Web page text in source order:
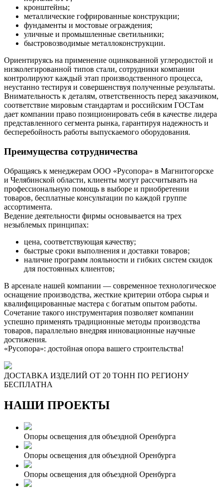
кронштейны;
металлические гофрированные конструкции;
фундаменты и мостовые ограждения;
уличные и промышленные светильники;
быстровозводимые металлоконструкции.
Ориентируясь на применение оцинкованной углеродистой и
низколегированной типов стали, сотрудники компании
контролируют каждый этап производственного процесса,
неустанно тестируя и совершенствуя полученные результаты.
Внимательность к деталям, ответственность перед заказчиком,
соответствие мировым стандартам и российским ГОСТам
дает компании право позиционировать себя в качестве лидера
представленного сегмента рынка, гарантируя надежность и
бесперебойность работы выпускаемого оборудования.
Преимущества сотрудничества
Обращаясь к менеджерам ООО «Русопора» в Магнитогорске
и Челябинской области, клиенты могут рассчитывать на
профессиональную помощь в выборе и приобретении
товаров, бесплатные консультации по каждой группе
ассортимента.
Ведение деятельности фирмы основывается на трех
незыблемых принципах:
цена, соответствующая качеству;
быстрые сроки выполнения и доставки товаров;
наличие программ лояльности и гибких систем скидок
для постоянных клиентов;
В арсенале нашей компании — современное технологическое
оснащение производства, жесткие критерии отбора сырья и
квалифицированные мастера с богатым опытом работы.
Сочетание такого инструментария позволяет компании
успешно применять традиционные методы производства
товаров, параллельно внедряя инновационные научные
достижения.
«Русопора»: достойная опора вашего строительства!
ДОСТАВКА ИЗДЕЛИЙ ОТ 20 ТОНН ПО РЕГИОНУ
БЕСПЛАТНА
НАШИ ПРОЕКТЫ
Опоры освещения для объездной Оренбурга
Опоры освещения для объездной Оренбурга
Опоры освещения для объездной Оренбурга